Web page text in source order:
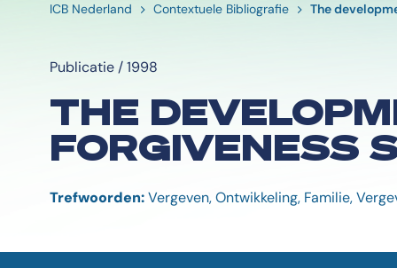
ICB Nederland Contextuele Bibliografie The
Publicatie / 1998
THE
FORGIVENESS
Trefwoorden:Vergeven, Ontwikkeling, Familie,